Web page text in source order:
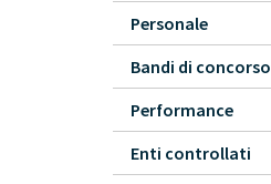
Personale
Bandi di concorso
Performance
Enti controllati